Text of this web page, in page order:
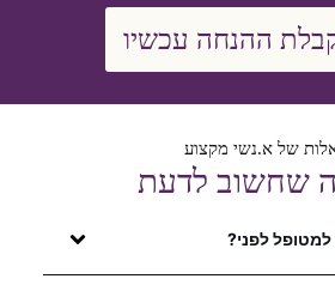
ההנחה עכשיו
של א.נשי מקצוע
שחשוב לדעת
לפני?